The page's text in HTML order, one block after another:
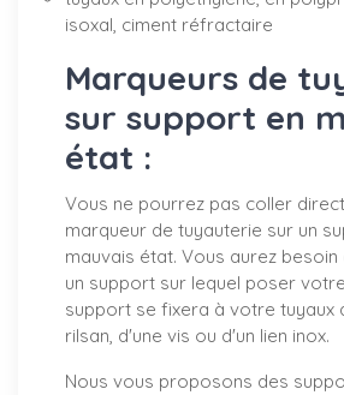
isoxal, ciment réfractaire
Marqueurs de
sur support en
état :
Vous ne pourrez pas coller
marqueur de tuyauterie sur un
mauvais état. Vous aurez
un support sur lequel poser
support se fixera à votre tuyaux
rilsan, d'une vis ou d'un lien inox.
Nous vous proposons des